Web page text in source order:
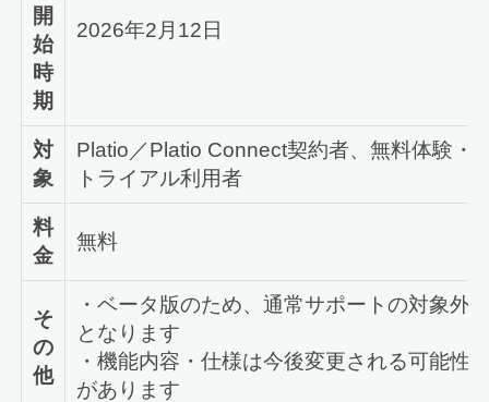
開
始
時
期
2026年2月12日
対
象
Platio／Platio Connect契約者、無料体験・
トライアル利用者
料
金
無料
そ
の
他
・ベータ版のため、通常サポートの対象外
となります
・機能内容・仕様は今後変更される可能性
があります